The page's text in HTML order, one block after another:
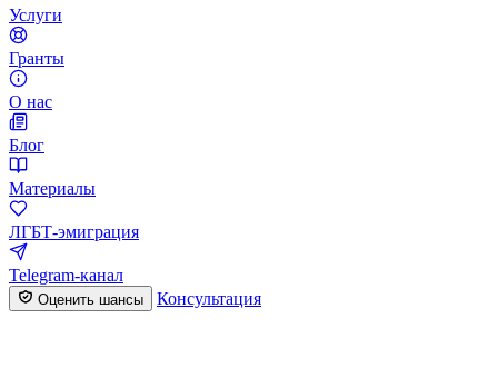
Услуги
Гранты
О нас
Блог
Материалы
ЛГБТ-эмиграция
Telegram-канал
Оценить шансы Консультация